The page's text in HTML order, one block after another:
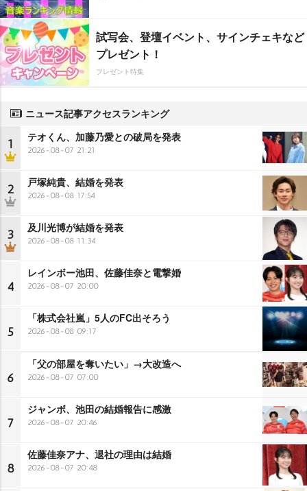
試写会、登壇イベント、サインチェキなど
プレゼント！
プレゼント特集
ニュース記事アクセスランキング
1 テオくん、加藤乃愛との破局を発表
2026-08-07 21:21
2 戸塚純貴、結婚を発表
2026-08-08 17:54
3 及川光博が結婚を発表
2026-08-08 11:34
4
レインボー池田、佐藤佳奈と電撃婚
2026-08-07 20:00
5
「株式会社嵐」5人のFC出そろう
2026-08-08 09:17
6
「父の部屋を奪いたい」→大改造へ
2026-08-07 07:00
7
ジャンボ、池田の結婚報告に感激
2026-08-07 20:46
8
佐藤佳奈アナ、退社の理由は結婚
2026-08-07 20:48